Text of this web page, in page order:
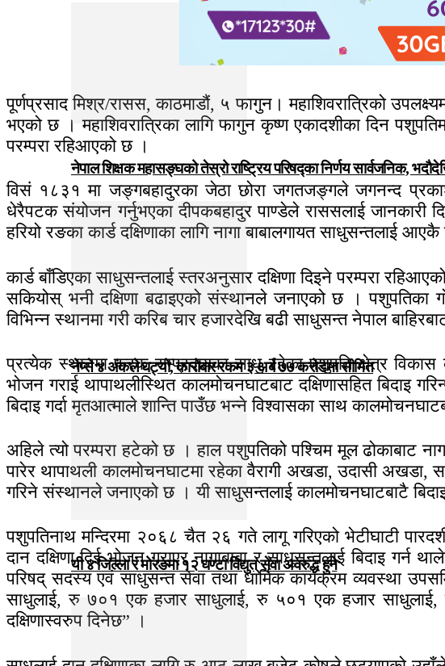
नेपाल शिक्षक महासङ्घको तेस्रो राष्ट्रिय परिषद्का निर्णय सार्वजनिक,
नेप्से ४ अंकले घट्यो, कारोबार रकम ३ अर्ब ७७ करोडमा सीमित
यी ४ जिल्ला र मोरङमा १२ घण्टा विद्युत् सेवा अवरुद्ध हुने
पूर्णप्रसाद मिश्र/रासस, काठमाडौं, ५ फागुन। महाशिवरात्रिको
भएको छ । महाशिवरात्रिका लागि फागुन कृष्ण एकादशीका दिन
परम्परा रहिआएको छ ।
विसं १८३१ मा जङ्गबहादुरका जेठा छोरा जगतजङ्गले जगनन्द
धेरैपटक संयोजन गर्नुभएका दीपकबहादुर पाण्डेले राससलाई
हरियो रङका कार्ड दक्षिणाका लागि नागा बाबालगायत साधुसन्तलाई
कार्ड बाँडिएका साधुसन्तलाई स्तरअनुसार दक्षिणा दिइने परम्परा
सकियोस् भनी दक्षिणा बढाइएको संस्थानले जनाएको छ । पशुपतिका
विभिन्न स्थानमा गरी करिब चार हजारदेखि बढी साधुसन्त नेपाल
प्रत्येक स्थानमा फरक सम्प्रदायका साधु रहेका पशुपति क्षेत्र विकास
भोजन गराई थापाथलीस्थित कालमोचनघाटबाट दक्षिणासहित बिदाइ
बिदाइ गर्दा मृतआत्माले शान्ति पाउँछ भन्ने विश्वासका साथ
अहिले त्यो परम्परा हटेको छ । हाल पशुपतिको पश्चिम मूल ढोकाबाट
पारेर थापाथली कालमोचनघाटमा रहेका वैरागी अखडा, उदासी अखडा,
गरिने संस्थानले जनाएको छ । यी साधुसन्तलाई कालमोचनघाटबाटै
पशुपतिनाथ मन्दिरमा २०६८ चैत २६ गते लागू गरिएको भेटीघाटी
दान दक्षिणा दिई भोजन गराएर नागाबाबा र साधुसन्तलाई बिदाइ
परिषद् सदस्य एवं साधुसन्त सेवा तथा धार्मिक कार्यक्रम व्यवस्था
साधुलाई, रु ७०१ एक हजार साधुलाई, रु ५०१ एक हजार
दक्षिणास्वरुप दिनेछ” ।